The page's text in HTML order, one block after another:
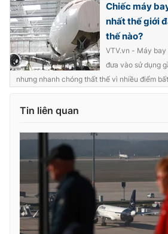
Tư vấn
Chuyên mục khác
Emagazine
Photo
VTV Money VTV
VTV Sức khoẻ Bất
Thị trường 24h Tấm
Chiếc máy
nhất thế giới
thế nào?
VTV.vn - Máy
đưa vào sử dụng
nhưng nhanh chóng thất thế vì nhiều điểm
Tin liên quan